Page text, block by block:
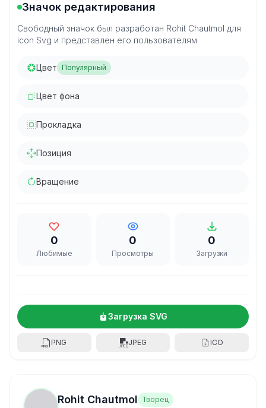
Значок редактирования
Свободный значок был разработан Rohit Chautmol для
icon Svg и представлен его пользователям
Цвет Популярный
Цвет фона
Прокладка
Позиция
Вращение
0
Любимые
0
Просмотры
0
Загрузки
Загрузка SVG
PNG JPEG ICO
Rohit Chautmol Творец